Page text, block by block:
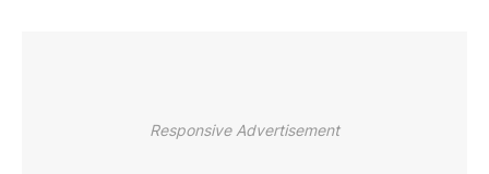
Responsive Advertisement